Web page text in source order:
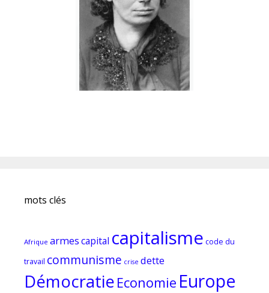
mots clés
Afrique armescapital capitalisme code du
travail communisme crise dette
Démocratie Economie Europe